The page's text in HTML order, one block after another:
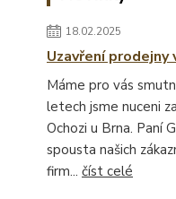
18.02.2025
Uzavření prodejny
Máme pro vás
letech jsme nuceni
Ochozi u Brna. Paní
spousta našich
firm... číst celé